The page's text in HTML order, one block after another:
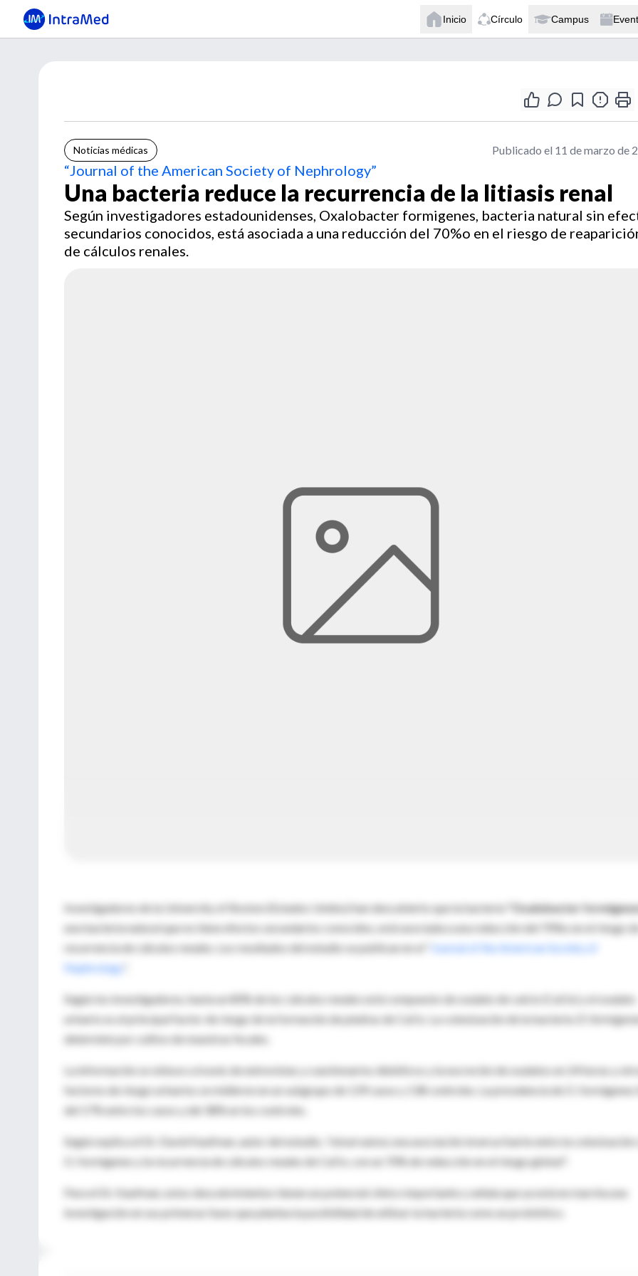
Inicio Círculo Campus
Noticias médicas Publicado el 11 de marzo de
“Journal of the American Society of Nephrology”
Una bacteria reduce la recurrencia de la litiasis renal
Según investigadores estadounidenses, Oxalobacter formigenes, bacteria natural sin
secundarios conocidos, está asociada a una reducción del 70%o en el riesgo de
de cálculos renales.
Investigadores de la University of Boston (Estados Unidos) han descubierto que la bacteria "Oxalobacter
una bacteria natural que no tiene efectos secundarios conocidos, está asociada a una reducción del 70%o en el riesgo de
recurrencia de cálculos renales. Los resultados del estudio se publican en el “
Journal of the American Society of
Nephrology
Según los investigadores, hasta un 80% de los cálculos renales está compuesto de oxalato de calcio (CaOx) y el oxalato
urinario es el principal factor de riesgo de la formación de piedras de CaOx. La colonización de la bacteria
O.
determinó por cultivo de muestras fecales.
La información se obtuvo a través de entrevistas y cuestionarios dietéticos y la excreción de oxalatos en 24 horas y
factores de riesgo urinarios se midieron en un subgrupo de 139 casos y 138 controles. La prevalencia de O. formigenes
del 17% entre los casos y del 38% en los controles.
Según explica el Dr. David Kaufman, autor del estudio, "observamos una asociación inversa fuerte entre la colonización
O. formigenes y la recurrencia de cálculos renales de CaOx, con un 70% de reducción en el riesgo global".
Para el Dr. Kaufman, estos descubrimientos tienen un potencial clínico importante y señala que ya está en marcha una
investigación en sus primeras fases que plantea la posibilidad de utilizar la bacteria como un probiótico.